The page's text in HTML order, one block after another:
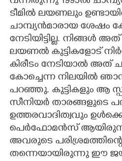
ടീമിൽ ലയണലും
ചാമ്പ്യൻമാരായ ശേഷം
നേടിയിട്ടില്ല. നിങ്ങൾ
ലയണൽ കുട്ടികളോട്
കിരീടം നേടിയാൽ അത്
കോച്ചെന്ന നിലയിൽ
പറഞ്ഞു. കുട്ടികളും ആ
സീനിയർ താരങ്ങളുടെ
ഉത്തരവാദിത്വവും
പെർഫോമൻസ് ആയിരുന്നു
അവരുടെ
തന്നെയായിരുന്നു ഈ